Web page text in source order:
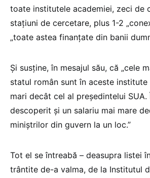
toate institutele academiei, zeci de
stațiuni de cercetare, plus 1-2
„toate astea finanțate din banii
Și susține, în mesajul său, că „cele
statul român sunt în aceste
mari decât cel al președintelui SUA.
descoperit și un salariu mai mare
miniștrilor din guvern la un loc.”
Tot el se întreabă – deasupra listei
trântite de-a valma, de la Institutul